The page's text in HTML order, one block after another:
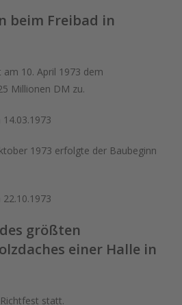
beim Freibad in
10. April 1973 dem
Millionen DM zu.
1973 erfolgte der Baubeginn
größten
einer Halle in
statt.